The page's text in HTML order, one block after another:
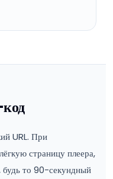
URL. При
страницу плеера,
будь то 90-секундный